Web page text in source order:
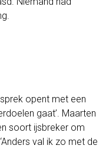
opent met een
gaat’. Maarten
soort ijsbreker om
val ik zo met de